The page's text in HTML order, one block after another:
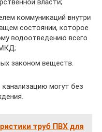
власти;
коммуникаций внутри
состоянии, которое
водоотведению всего
законом веществ.
могут без
труб ПВХ для